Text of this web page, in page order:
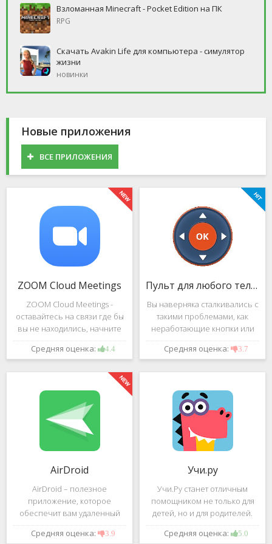
Взломанная Minecraft - Pocket Edition на ПК
RPG
Скачать Avakin Life для компьютера - симулятор
жизни
новинки
Новые приложения
ВСЕ ПРИЛОЖЕНИЯ
ZOOM Cloud Meetings
ZOOM Cloud Meetings -
оставайтесь на связи где бы
вы не находились, начните
свою или присоединитесь к
видеоконференции с
высококачественным
изображением. Столь
Средняя оценка: 4.4
Пульт для любого телевизора
Вы наверняка сталкивались с
такими проблемами, как
неработающие кнопки или
разряженные батарейки на
вашем пульте от
с помощью приложения
"Пульт для
Средняя оценка: 3.7
AirDroid
AirDroid – полезное
приложение, которое
обеспечит вам удаленный
доступ к вашему смартфону
или планшету при помощи
Средняя оценка: 3.9
Учи.ру
Учи.Ру станет отличным
помощником не только для
детей, но и для родителей.
Это приложение заточено
под изучение различного
Средняя оценка: 5.0